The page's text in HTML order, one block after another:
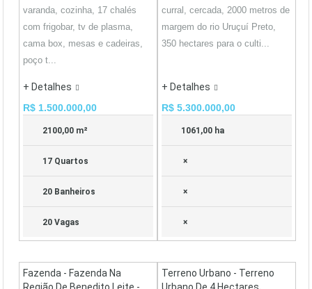
varanda, cozinha, 17 chalés
com frigobar, tv de plasma,
cama box, mesas e cadeiras,
poço t...
+ Detalhes
R$ 1.500.000,00
2100,00 m²
17 Quartos
20 Banheiros
20 Vagas
curral, cercada, 2000 metros de
margem do rio Uruçuí Preto,
350 hectares para o culti...
+ Detalhes
R$ 5.300.000,00
1061,00 ha
×
×
×
Fazenda - Fazenda Na
Terreno Urbano - Terreno